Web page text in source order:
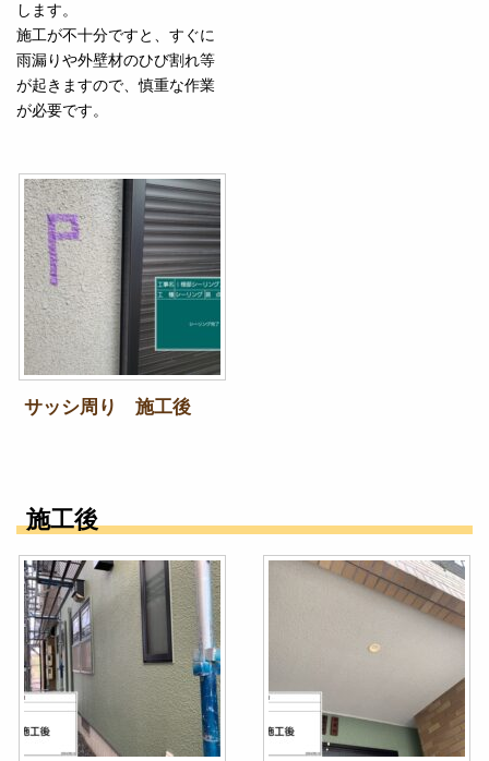
します。
施工が不十分ですと、すぐに
雨漏りや外壁材のひび割れ等
が起きますので、慎重な作業
が必要です。
サッシ周り 施工後
施工後